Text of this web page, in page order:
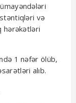
və
hərəkətləri
1 nəfər ölüb,
alıb.